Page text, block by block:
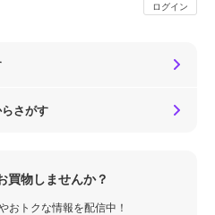
ログイン
さがす
買物しませんか？
おトクな情報を配信中！